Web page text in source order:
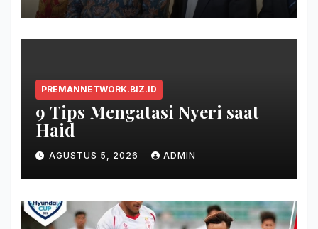
PREMANNETWORK.BIZ.ID
9 Tips Mengatasi Nyeri saat
Haid
AGUSTUS 5, 2026 ADMIN